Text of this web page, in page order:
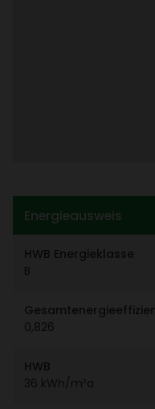
Ener­gie­aus­weis
HWB Ener­gie­klasse
B
0,826
HWB
36 kWh/​m²a